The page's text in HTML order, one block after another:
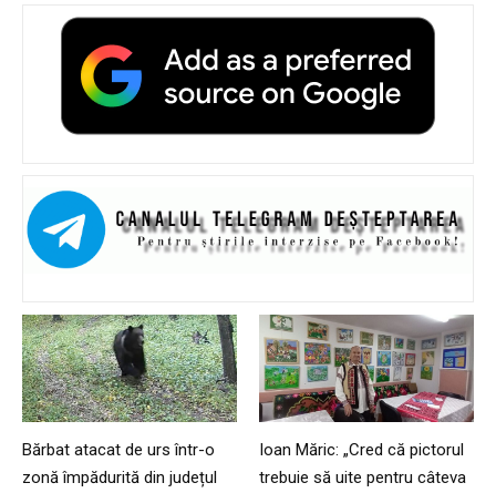
Bărbat atacat de urs într-o
zonă împădurită din județul
Ioan Măric: „Cred că pictorul
trebuie să uite pentru câteva